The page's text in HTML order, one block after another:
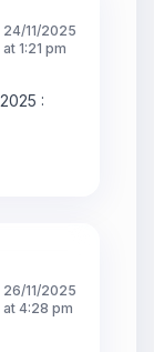
24/11/2025
at 1:21 pm
:
26/11/2025
at 4:28 pm